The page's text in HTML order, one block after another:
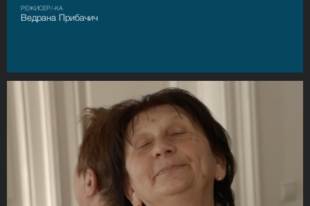
РЕЖИСЕР/-КА
Ведрана Прибачич